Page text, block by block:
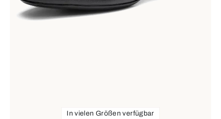
In vielen Größen verfügbar